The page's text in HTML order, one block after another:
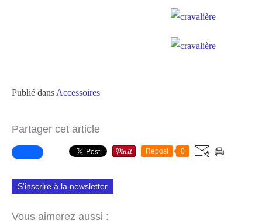
Publié dans Accessoires
Partager cet article
Repost 0
S'inscrire à la newsletter
Vous aimerez aussi :